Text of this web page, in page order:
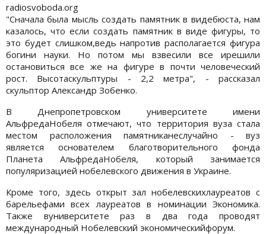
radiosvoboda.org
"Сначала была мысль создать памятник в видебюста, нам
казалось, что если создать памятник в виде фигуры, то
это будет слишком,ведь напротив располагается фигура
богини науки. Но потом мы взвесили все ирешили
остановиться все же на фигуре в почти человеческий
рост. Высотаскульптуры - 2,2 метра", - рассказал
скульптор Александр Зобенко.
В Днепропетровском университете имени
АльфредаНобеля отмечают, что территория вуза стала
местом расположения памятниканеслучайно - вуз
является основателем благотворительного фонда
Планета АльфредаНобеля, который занимается
популяризацией нобелевского движения в Украине.
Кроме того, здесь открыт зал нобелевскихлауреатов с
барельефами всех лауреатов в номинации Экономика.
Также вуниверситете раз в два года проводят
международный Нобелевский экономическийфорум.